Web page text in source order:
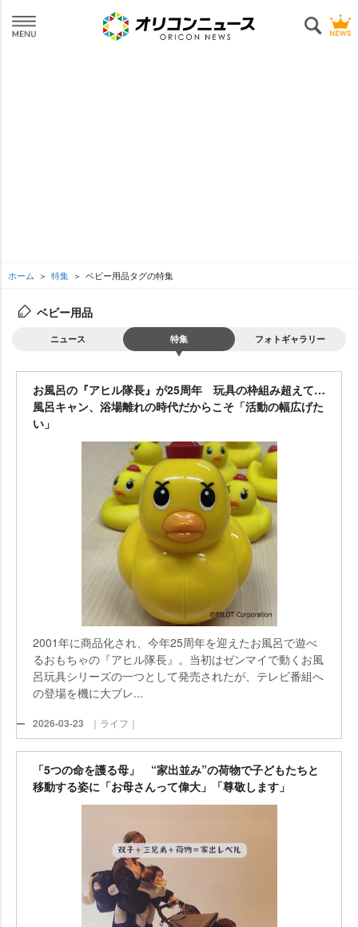
ホーム 特集 ベビー用品タグの特集
ベビー用品
ニュース 特集 フォトギャラリー
お風呂の『アヒル隊長』が25周年 玩具の枠組み超えて…
風呂キャン、浴場離れの時代だからこそ「活動の幅広げた
い」
2001年に商品化され、今年25周年を迎えたお風呂で遊べ
るおもちゃの『アヒル隊長』。当初はゼンマイで動くお風
呂玩具シリーズの一つとして発売されたが、テレビ番組へ
の登場を機に大ブレ...
2026-03-23 ｜ライフ｜
「5つの命を護る母」 “家出並み”の荷物で子どもたちと
移動する姿に「お母さんって偉大」「尊敬します」